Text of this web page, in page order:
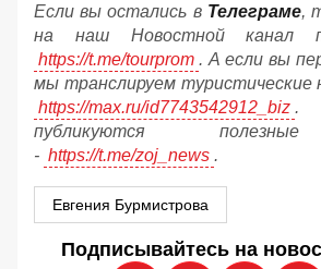
Если вы остались в Телеграме,
на наш Новостной канал
https://t.me/tourprom . А если вы
мы транслируем туристические
https://max.ru/id7743542912_biz .
публикуются
- https://t.me/zoj_news .
Евгения Бурмистрова
Подписывайтесь на